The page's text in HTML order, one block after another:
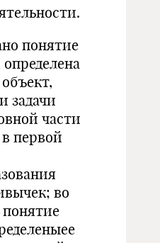
понятие
задачи
части
первой
во